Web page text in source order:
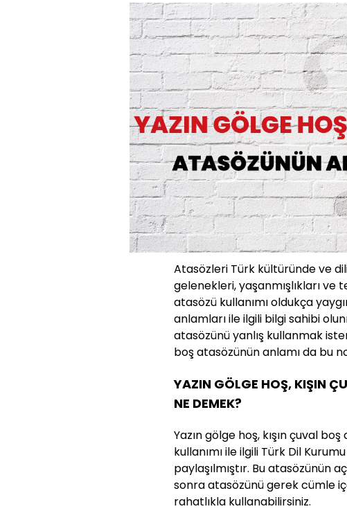
Atasözleri Türk kültüründe ve
gelenekleri, yaşanmışlıkları ve
atasözü kullanımı oldukça
anlamları ile ilgili bilgi sahibi
atasözünü yanlış kullanmak
boş atasözünün anlamı da bu
YAZIN GÖLGE HOŞ, KIŞIN
NE DEMEK?
Yazın gölge hoş, kışın çuval
kullanımı ile ilgili Türk Dil
paylaşılmıştır. Bu atasözünün
sonra atasözünü gerek cümle
rahatlıkla kullanabilirsiniz.